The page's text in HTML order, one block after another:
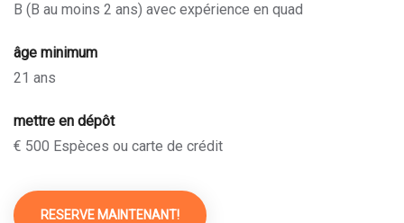
B (B au moins 2 ans) avec expérience en quad
âge minimum
21 ans
mettre en dépôt
€ 500 Espèces ou carte de crédit
RESERVE MAINTENANT!